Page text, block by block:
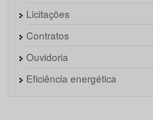
Licitações
Contratos
Ouvidoria
Eficiência energética